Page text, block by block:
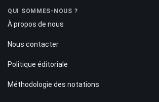
QUI SOMMES-NOUS ?
À propos de nous
Nous contacter
Politique éditoriale
Méthodologie des notations